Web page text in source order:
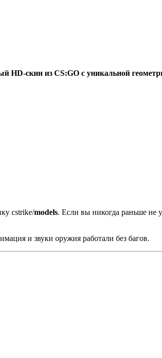
HD-скин из CS:GO с уникальной
cstrike/models. Если вы никогда раньше не
и звуки оружия работали без багов.